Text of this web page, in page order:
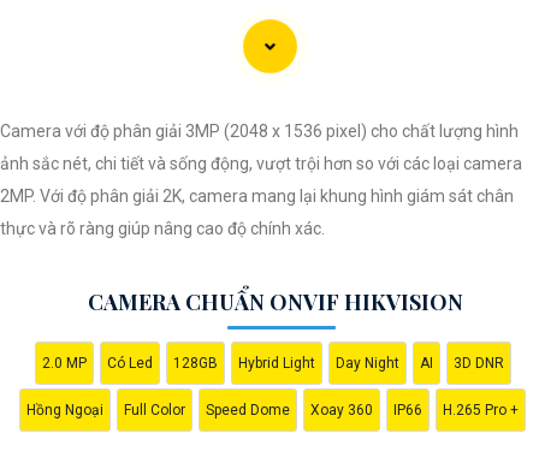
Camera với độ phân giải 3MP (2048 x 1536 pixel) cho chất lượng hình
ảnh sắc nét, chi tiết và sống động, vượt trội hơn so với các loại camera
2MP. Với độ phân giải 2K, camera mang lại khung hình giám sát chân
thực và rõ ràng giúp nâng cao độ chính xác.
CAMERA CHUẨN ONVIF HIKVISION
2.0 MP Có Led 128GB Hybrid Light Day Night AI 3D DNR
Hồng Ngoại Full Color Speed Dome Xoay 360 IP66 H.265 Pro +